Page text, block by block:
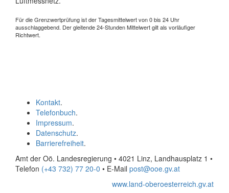
Für die Grenzwertprüfung ist der Tagesmittelwert von 0 bis 24 Uhr
ausschlaggebend. Der gleitende 24-Stunden Mittelwert gilt als vorläufiger
Richtwert.
Kontakt.
Telefonbuch.
Impressum.
Datenschutz.
Barrierefreiheit.
Amt der Oö. Landesregierung • 4021 Linz, Landhausplatz 1 •
Telefon (+43 732) 77 20-0 • E-Mail post@ooe.gv.at
www.land-oberoesterreich.gv.at